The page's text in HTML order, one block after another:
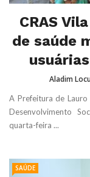
CRAS
de saúde
Aladim
A Prefeitura de
Desenvolvimento
quarta-feira ...
SAÚDE